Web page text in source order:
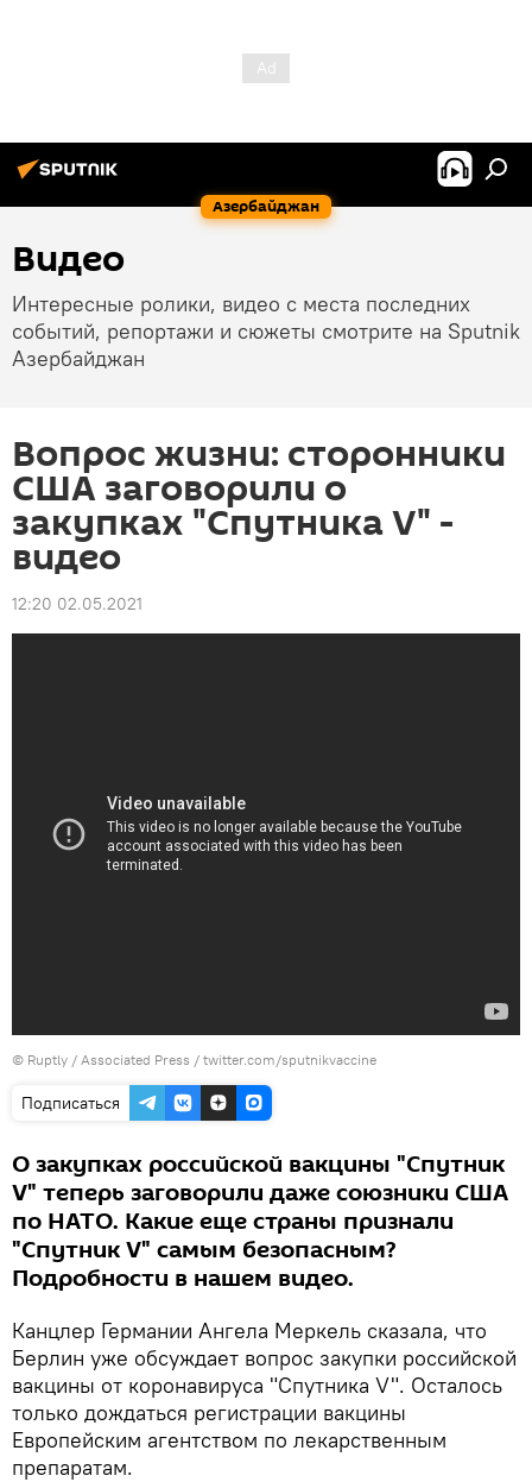
Азербайджан
Видео
Интересные ролики, видео с места последних
событий, репортажи и сюжеты смотрите на Sputnik
Азербайджан
Вопрос жизни: сторонники
США заговорили о
закупках "Спутника V" -
видео
12:20 02.05.2021
© Ruptly / Associated Press / twitter.com/sputnikvaccine
Подписаться
О закупках российской вакцины "Спутник
V" теперь заговорили даже союзники США
по НАТО. Какие еще страны признали
"Спутник V" самым безопасным?
Подробности в нашем видео.
Канцлер Германии Ангела Меркель сказала, что
Берлин уже обсуждает вопрос закупки российской
вакцины от коронавируса "Спутника V". Осталось
только дождаться регистрации вакцины
Европейским агентством по лекарственным
препаратам.